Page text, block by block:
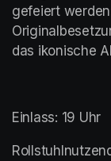
gefeiert
das ikonische
Einlass: 19 Uhr